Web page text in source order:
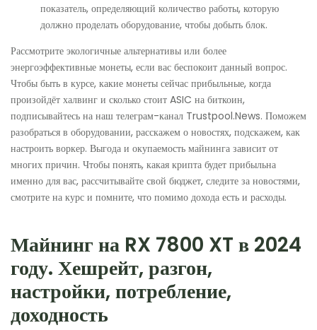
показатель, определяющий количество работы, которую
должно проделать оборудование, чтобы добыть блок.
Рассмотрите экологичные альтернативы или более
энергоэффективные монеты, если вас беспокоит данный вопрос.
Чтобы быть в курсе, какие монеты сейчас прибыльные, когда
произойдёт халвинг и сколько стоит ASIC на биткоин,
подписывайтесь на наш телеграм-канал Trustpool.News. Поможем
разобраться в оборудовании, расскажем о новостях, подскажем, как
настроить воркер. Выгода и окупаемость майнинга зависит от
многих причин. Чтобы понять, какая крипта будет прибыльна
именно для вас, рассчитывайте свой бюджет, следите за новостями,
смотрите на курс и помните, что помимо дохода есть и расходы.
Майнинг на RX 7800 XT в 2024
году. Хешрейт, разгон,
настройки, потребление,
доходность